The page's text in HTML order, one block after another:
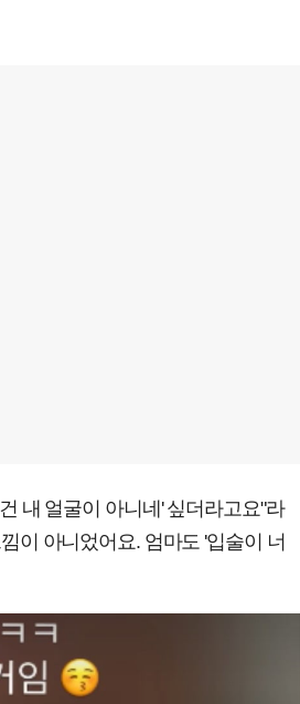
내 얼굴이 아니네' 싶더라고요"라
이 아니었어요. 엄마도 '입술이 너